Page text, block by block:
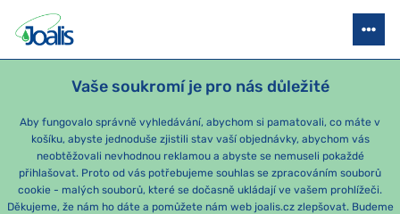
Vaše soukromí je pro nás důležité
Aby fungovalo správně vyhledávání, abychom si pamatovali, co máte v
košíku, abyste jednoduše zjistili stav vaší objednávky, abychom vás
neobtěžovali nevhodnou reklamou a abyste se nemuseli pokaždé
přihlašovat. Proto od vás potřebujeme souhlas se zpracováním souborů
cookie - malých souborů, které se dočasně ukládají ve vašem prohlížeči.
Děkujeme, že nám ho dáte a pomůžete nám web joalis.cz zlepšovat. Budeme
CERTIFIKOVANÍ PORADCI
Najděte si svého poradce. Můžete vyhledávat
přímo v mapě nebo pomoci vyhledání města, kde
se nacházíte, nebo pomocí vyhledávače ve